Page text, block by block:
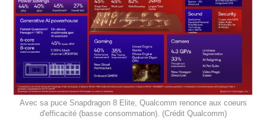
Avec sa puce Snapdragon 8 Elite, Qualcomm renonce aux coeurs
d'efficacité (basse consommation). (Crédit Qualcomm)